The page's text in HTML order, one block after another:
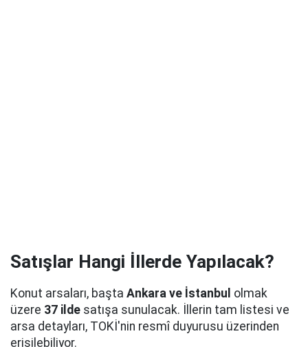
Satışlar Hangi İllerde Yapılacak?
Konut arsaları, başta Ankara ve İstanbul olmak
üzere 37 ilde satışa sunulacak. İllerin tam listesi ve
arsa detayları, TOKİ'nin resmî duyurusu üzerinden
erişilebiliyor.